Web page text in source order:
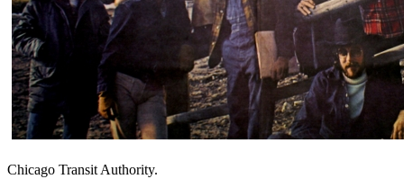
Chicago Transit Authority.